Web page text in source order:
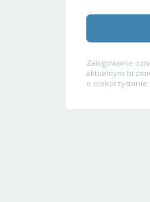
Zalogowanie
aktualnym
o niekorzystanie